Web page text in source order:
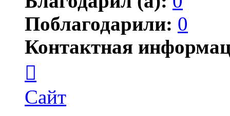
Поблагодарили: 0
Контактная
пользователя
Chip
Сайт